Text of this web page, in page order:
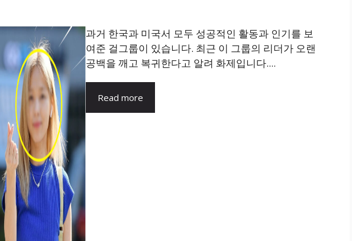
과거 한국과 미국서 모두 성공적인 활동과 인기를 보
여준 걸그룹이 있습니다. 최근 이 그룹의 리더가 오랜
공백을 깨고 복귀한다고 알려 화제입니다....
Read more